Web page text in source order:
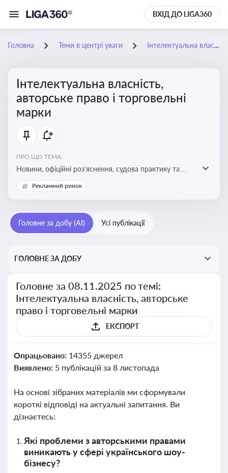
ВХІД ДО LIGA360
Головна Теми в центрі уваги Інтелектуальна власність, авторське право і торговельні марки
Інтелектуальна власність,
авторське право і торговельні
марки
ПРО ЩО ТЕМА:
Новини, офіційні роз’яснення, судова практику та
експертні матеріали, що стосуються авторського
права, реєстрації та захисту торговельних марок,
власності, а також змін у законодавстві у цій сфері
Рекламний ринок
Головне за добу (AI) Усі публікації
ГОЛОВНЕ ЗА ДОБУ
Головне за 08.11.2025 по темі:
Інтелектуальна власність, авторське
право і торговельні марки
ЕКСПОРТ
Опрацьовано: 14355 джерел
Виявлено: 5 публікацій за 8 листопада
На основі зібраних матеріалів ми сформували
короткі відповіді на актуальні запитання. Ви
дізнаєтесь:
Які проблеми з авторськими правами
виникають у сфері українського шоу-
бізнесу?